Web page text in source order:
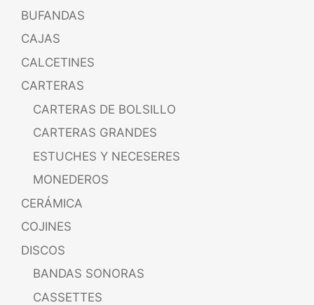
BUFANDAS
CAJAS
CALCETINES
CARTERAS
CARTERAS DE BOLSILLO
CARTERAS GRANDES
ESTUCHES Y NECESERES
MONEDEROS
CERÁMICA
COJINES
DISCOS
BANDAS SONORAS
CASSETTES